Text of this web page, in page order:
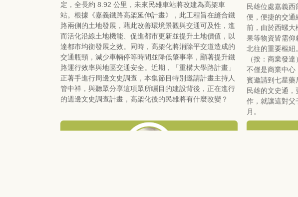
定，全長約 8.92 公里，未來民雄車站將改建為高架車
站。根據《嘉義鐵路高架延伸計畫》，此工程旨在縫合鐵
路兩側的土地發展，藉此改善環境景觀與交通可及性，進
而活化沿線土地機能、促進都市更新並提升土地價值，以
達都市均衡發展之效。同時，高架化將消除平交道造成的
交通瓶頸，減少車輛停等時間並降低肇事率，顯著提升鐵
路運行效率與地區交通安全。近期，「重構大學路計畫」
正著手進行周邊文史調查，本集節目特別邀請計畫主持人
管中祥，與聽眾分享這項眾所矚目的建設背後，正在進行
的週邊文史調查計畫，高架化後的民雄將有什麼改變？
民雄位處嘉義
便，便捷的交通
前，由於西螺大
果等物資皆需仰
北往的重要樞紐
（按：商業發
不僅是商業中心
賓邀請到七星
民雄的文史通
作，就讓這對父
月。